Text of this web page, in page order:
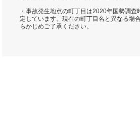
・事故発生地点の町丁目は2020年国勢調査
定しています。現在の町丁目名と異なる場
らかじめご了承ください。